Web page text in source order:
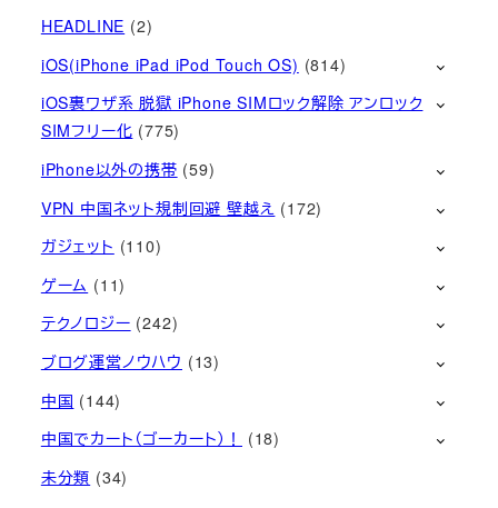
HEADLINE (2)
iOS(iPhone iPad iPod Touch OS) (814)
iOS裏ワザ系 脱獄 iPhone SIMロック解除 アンロック
SIMフリー化 (775)
iPhone以外の携帯 (59)
VPN 中国ネット規制回避 壁越え (172)
ガジェット (110)
ゲーム (11)
テクノロジー (242)
ブログ運営ノウハウ (13)
中国 (144)
中国でカート（ゴーカート）！
(18)
未分類 (34)